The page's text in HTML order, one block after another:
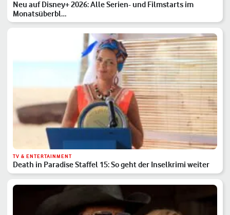
Neu auf Disney+ 2026: Alle Serien- und Filmstarts im
Monatsüberbl…
TV & ENTERTAINMENT
Death in Paradise Staffel 15: So geht der Inselkrimi weiter